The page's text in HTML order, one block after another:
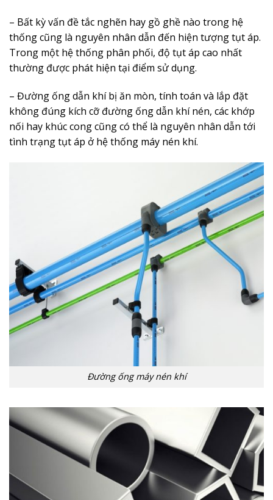
– Bất kỳ vấn đề tắc nghẽn hay gồ ghề nào trong hệ
thống cũng là nguyên nhân dẫn đến hiện tượng tụt áp.
Trong một hệ thống phân phối, độ tụt áp cao nhất
thường được phát hiện tại điểm sử dụng.
– Đường ống dẫn khí bị ăn mòn, tính toán và lắp đặt
không đúng kích cỡ đường ống dẫn khí nén, các khớp
nối hay khúc cong cũng có thể là nguyên nhân dẫn tới
tình trạng tụt áp ở hệ thống máy nén khí.
Đường ống máy nén khí